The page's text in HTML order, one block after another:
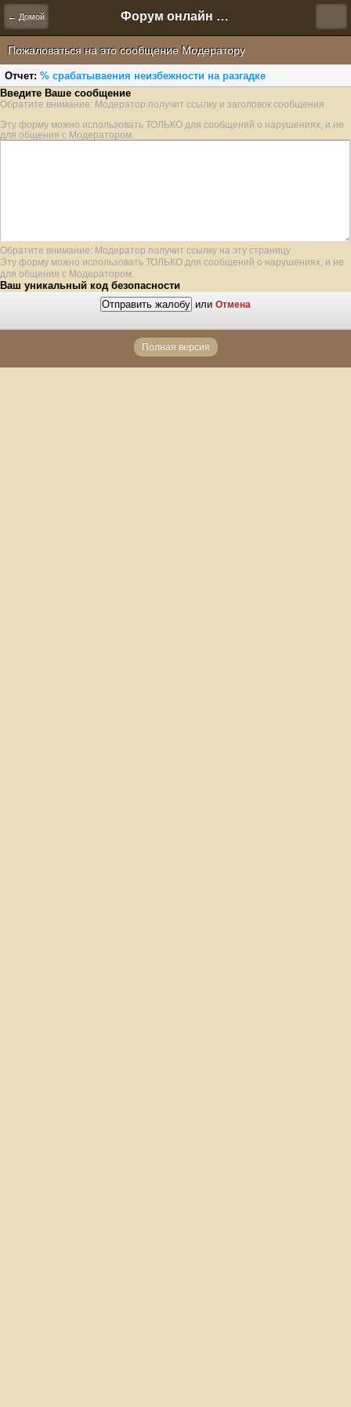
← Домой Форум онлайн игры "Новая Эра" (Нюра Биз)
Пожаловаться на это сообщение Модератору
Отчет: % срабатываения неизбежности на разгадке
Введите Ваше сообщение
Обратите внимание: Модератор получит ссылку и заголовок сообщения.
Эту форму можно использовать ТОЛЬКО для сообщений о нарушениях, и не
для общения с Модератором.
Обратите внимание: Модератор получит ссылку на эту страницу
Эту форму можно использовать ТОЛЬКО для сообщений о нарушениях, и не
для общения с Модератором.
Ваш уникальный код безопасности
или Отмена
Полная версия